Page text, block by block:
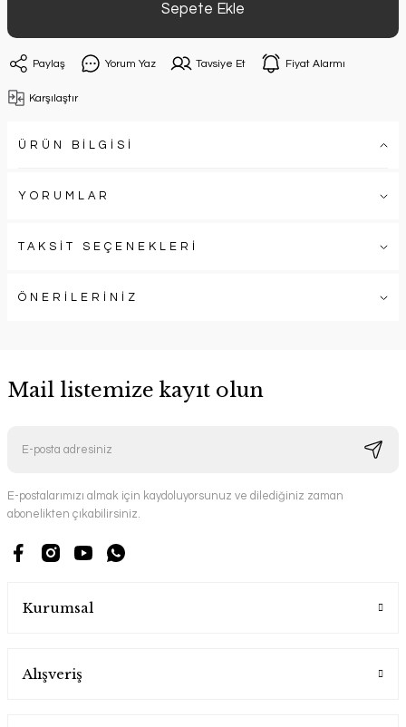
Sepete Ekle
Paylaş Yorum Yaz Tavsiye Et Fiyat Alarmı
Karşılaştır
ÜRÜN BİLGİSİ
YORUMLAR
TAKSİT SEÇENEKLERİ
ÖNERİLERİNİZ
Mail listemize kayıt olun
E-postalarımızı almak için kaydoluyorsunuz ve dilediğiniz zaman
abonelikten çıkabilirsiniz.
Kurumsal
Alışveriş